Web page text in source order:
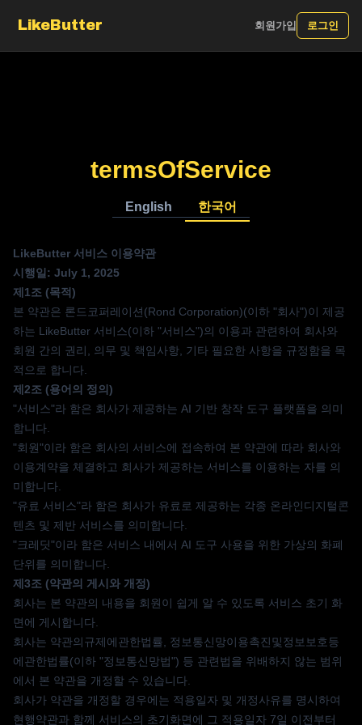
LikeButter 회원가입 로그인
termsOfService
English 한국어
LikeButter 서비스 이용약관
시행일: July 1, 2025
제1조 (목적)
본 약관은 론드코퍼레이션(Rond Corporation)(이하 "회사")이 제공
하는 LikeButter 서비스(이하 "서비스")의 이용과 관련하여 회사와
회원 간의 권리, 의무 및 책임사항, 기타 필요한 사항을 규정함을 목
적으로 합니다.
제2조 (용어의 정의)
"서비스"라 함은 회사가 제공하는 AI 기반 창작 도구 플랫폼을 의미
합니다.
"회원"이라 함은 회사의 서비스에 접속하여 본 약관에 따라 회사와
이용계약을 체결하고 회사가 제공하는 서비스를 이용하는 자를 의
미합니다.
"유료 서비스"라 함은 회사가 유료로 제공하는 각종 온라인디지털콘
텐츠 및 제반 서비스를 의미합니다.
"크레딧"이라 함은 서비스 내에서 AI 도구 사용을 위한 가상의 화폐
단위를 의미합니다.
제3조 (약관의 게시와 개정)
회사는 본 약관의 내용을 회원이 쉽게 알 수 있도록 서비스 초기 화
면에 게시합니다.
회사는 약관의규제에관한법률, 정보통신망이용촉진및정보보호등
에관한법률(이하 "정보통신망법") 등 관련법을 위배하지 않는 범위
에서 본 약관을 개정할 수 있습니다.
회사가 약관을 개정할 경우에는 적용일자 및 개정사유를 명시하여
현행약관과 함께 서비스의 초기화면에 그 적용일자 7일 이전부터